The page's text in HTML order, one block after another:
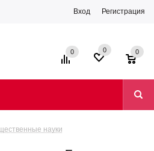
Вход Регистрация
0 0 0
науки